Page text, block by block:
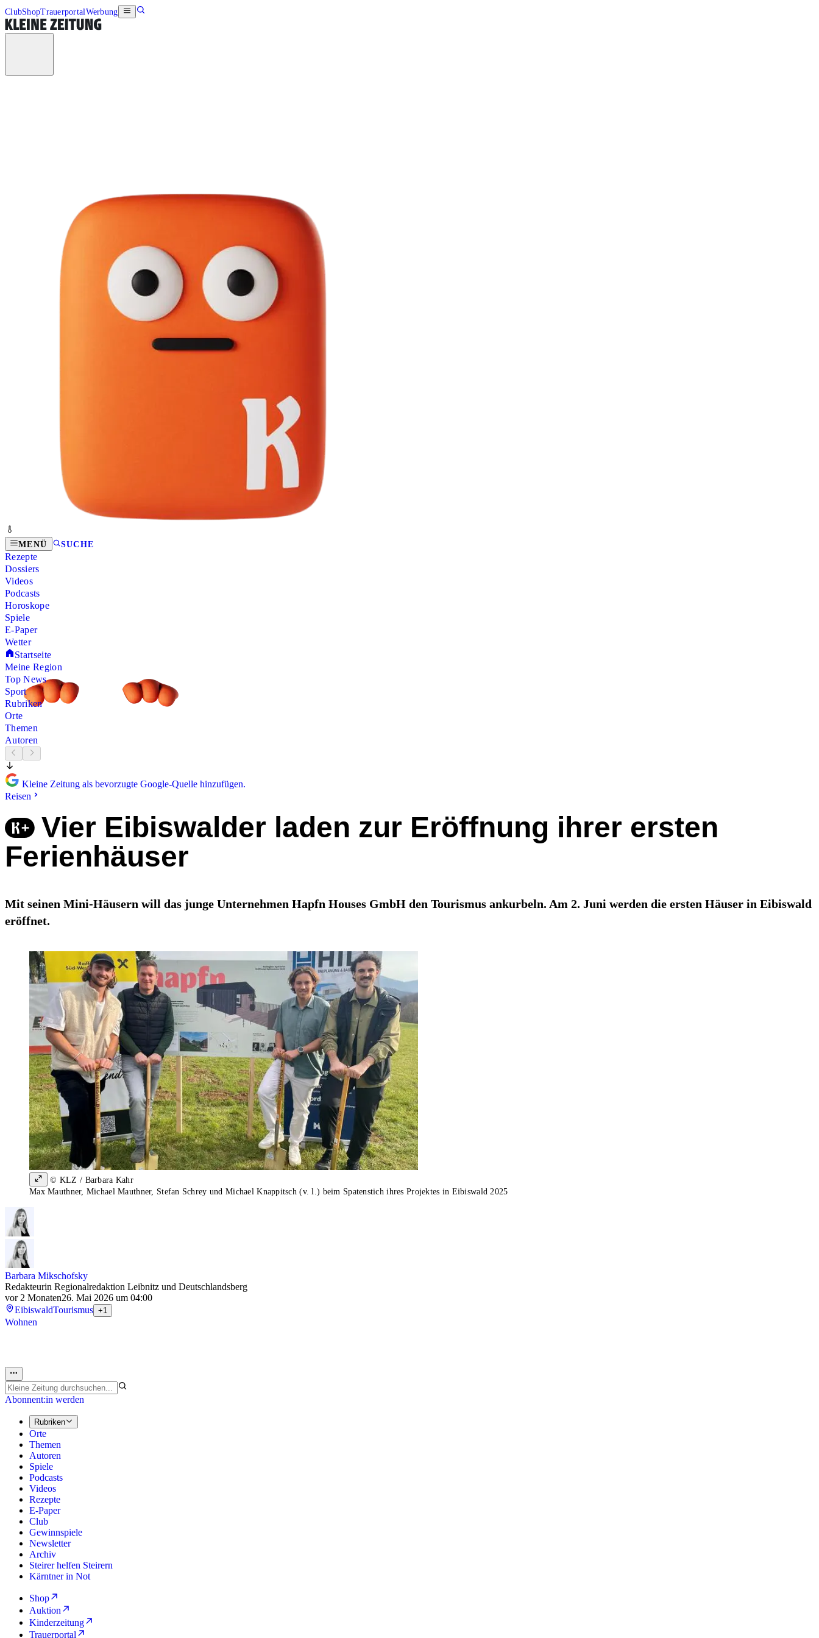
ClubShopTrauerportalWerbung
MENÜ SUCHE
Rezepte
Dossiers
Videos
Podcasts
Horoskope
Spiele
E-Paper
Wetter
Startseite
Meine Region
Top News
Sport
Rubriken
Orte
Themen
Autoren
Kleine Zeitung als bevorzugte Google-Quelle hinzufügen.
Reisen
Vier Eibiswalder laden zur Eröffnung ihrer ersten
Ferienhäuser
Mit seinen Mini-Häusern will das junge Unternehmen Hapfn Houses GmbH den Tourismus ankurbeln. Am 2. Juni werden die ersten Häuser in Eibiswald
eröffnet.
© KLZ / Barbara Kahr
Max Mauthner, Michael Mauthner, Stefan Schrey und Michael Knappitsch (v. l.) beim Spatenstich ihres Projektes in Eibiswald 2025
Barbara Mikschofsky
Redakteurin Regionalredaktion Leibnitz und Deutschlandsberg
vor 2 Monaten26. Mai 2026 um 04:00
EibiswaldTourismus +1
Wohnen
Abonnent:in werden
Rubriken
Orte
Themen
Autoren
Spiele
Podcasts
Videos
Rezepte
E-Paper
Club
Gewinnspiele
Newsletter
Archiv
Steirer helfen Steirern
Kärntner in Not
Shop
Auktion
Kinderzeitung
Trauerportal